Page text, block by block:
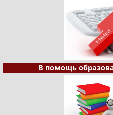
В помощь